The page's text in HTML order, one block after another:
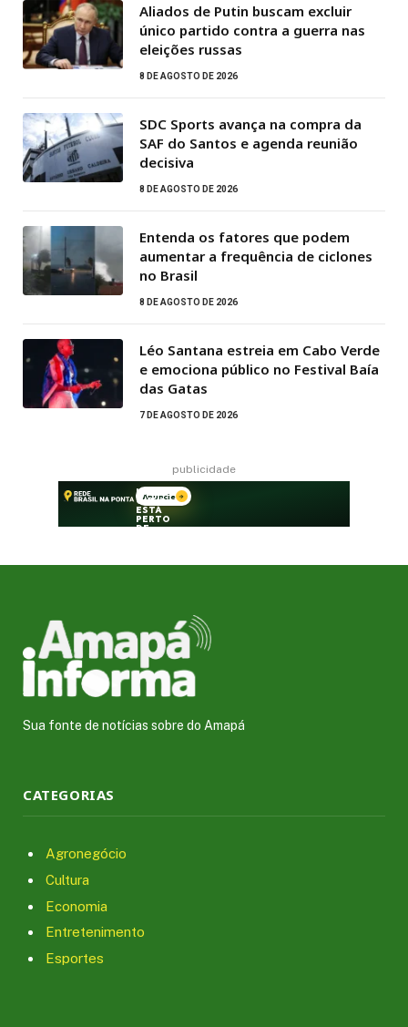
Aliados de Putin buscam excluir
único partido contra a guerra nas
eleições russas
8 DE AGOSTO DE 2026
SDC Sports avança na compra da
SAF do Santos e agenda reunião
decisiva
8 DE AGOSTO DE 2026
Entenda os fatores que podem
aumentar a frequência de ciclones
no Brasil
8 DE AGOSTO DE 2026
Léo Santana estreia em Cabo Verde
e emociona público no Festival Baía
das Gatas
7 DE AGOSTO DE 2026
publicidade
Sua fonte de notícias sobre do Amapá
CATEGORIAS
Agronegócio
Cultura
Economia
Entretenimento
Esportes